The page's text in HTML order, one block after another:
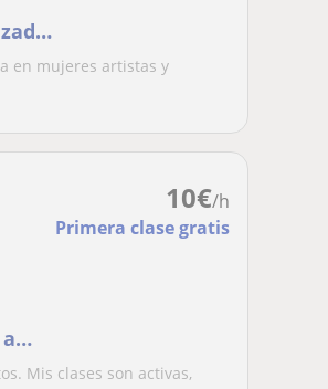
en mujeres artistas y
10€/h
Primera clase gratis
Mis clases son activas,